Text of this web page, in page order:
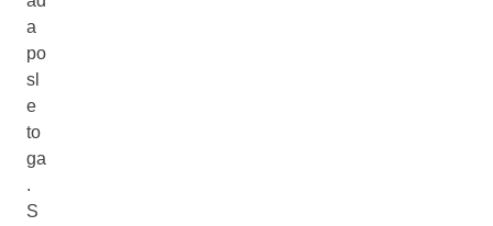
a
po
sl
e
to
ga
.
S